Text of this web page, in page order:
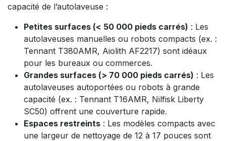
capacité de l’autolaveuse :
Petites surfaces (< 50 000 pieds carrés) : Les
autolaveuses manuelles ou robots compacts (ex. :
Tennant T380AMR, Aiolith AF2217) sont idéaux
pour les bureaux ou commerces.
Grandes surfaces (> 70 000 pieds carrés) : Les
autolaveuses autoportées ou robots à grande
capacité (ex. : Tennant T16AMR, Nilfisk Liberty
SC50) offrent une couverture rapide.
Espaces restreints : Les modèles compacts avec
une largeur de nettoyage de 12 à 17 pouces sont